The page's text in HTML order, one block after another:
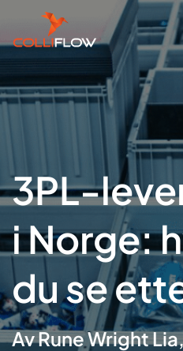
3PL-
i Norge:
du se
Av Rune Wright